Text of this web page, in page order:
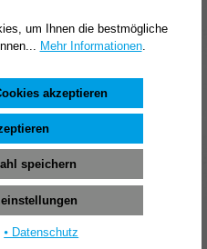
€*
Stück)
um Ihnen die bestmögliche
Mehr Informationen.
akzeptieren
speichern
⦁ Datenschutz